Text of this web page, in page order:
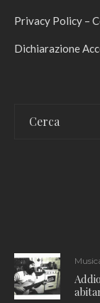
Privacy Policy –
Dichiarazione